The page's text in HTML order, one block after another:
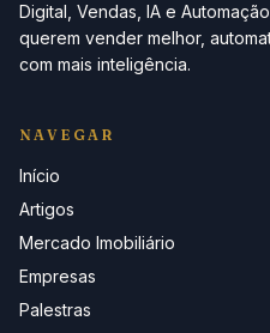
Digital, Vendas, IA e
querem vender melhor,
com mais inteligência.
NAVEGAR
Início
Artigos
Mercado Imobiliário
Empresas
Palestras